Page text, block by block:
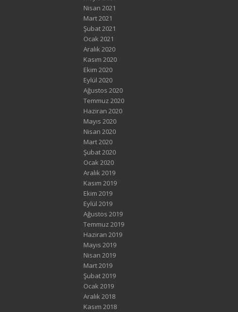
Nisan 2021
Mart 2021
Şubat 2021
Ocak 2021
Aralık 2020
Kasım 2020
Ekim 2020
Eylül 2020
Ağustos 2020
Temmuz 2020
Haziran 2020
Mayıs 2020
Nisan 2020
Mart 2020
Şubat 2020
Ocak 2020
Aralık 2019
Kasım 2019
Ekim 2019
Eylül 2019
Ağustos 2019
Temmuz 2019
Haziran 2019
Mayıs 2019
Nisan 2019
Mart 2019
Şubat 2019
Ocak 2019
Aralık 2018
Kasım 2018